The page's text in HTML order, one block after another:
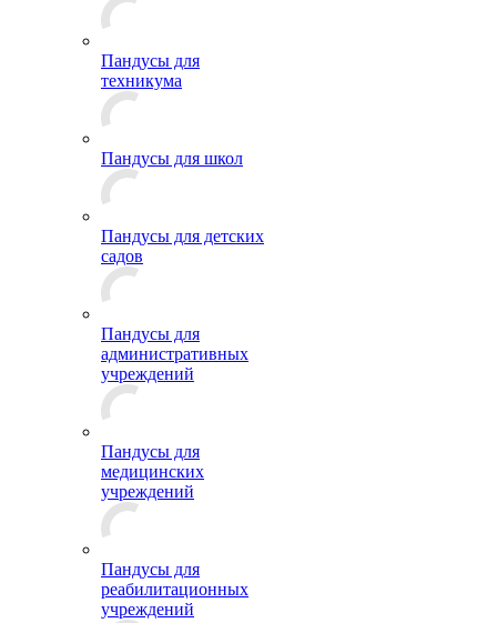
Пандусы для
техникума
Пандусы для школ
Пандусы для детских
садов
Пандусы для
административных
учреждений
Пандусы для
медицинских
учреждений
Пандусы для
реабилитационных
учреждений